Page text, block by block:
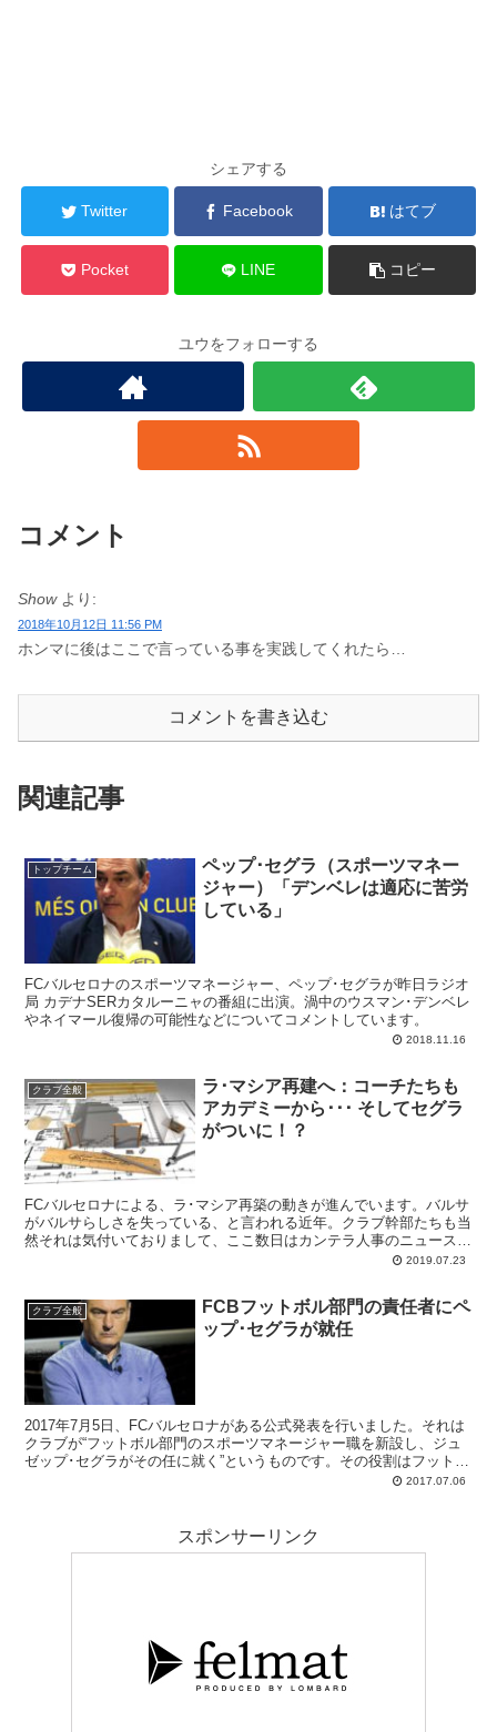
シェアする
Twitter Facebook はてブ
Pocket LINE コピー
ユウをフォローする
コメント
Show より:
2018年10月12日 11:56 PM
ホンマに後はここで言っている事を実践してくれたら…
コメントを書き込む
関連記事
トップチーム
ペップ･セグラ（スポーツマネー
ジャー）「デンベレは適応に苦労
している」
FCバルセロナのスポーツマネージャー、ペップ･セグラが昨日ラジオ
局 カデナSERカタルーニャの番組に出演。渦中のウスマン･デンベレ
やネイマール復帰の可能性などについてコメントしています。
2018.11.16
クラブ全般
ラ･マシア再建へ：コーチたちも
アカデミーから･･･ そしてセグラ
がついに！？
FCバルセロナによる、ラ･マシア再築の動きが進んでいます。バルサ
がバルサらしさを失っている、と言われる近年。クラブ幹部たちも当
然それは気付いておりまして、ここ数日はカンテラ人事のニュースが
2019.07.23
クラブ全般
FCBフットボル部門の責任者にペ
ップ･セグラが就任
2017年7月5日、FCバルセロナがある公式発表を行いました。それは
クラブが“フットボル部門のスポーツマネージャー職を新設し、ジュ
ゼップ･セグラがその任に就く”というものです。その役割はフットボ
ル全部門のスポーツ的な管理を取り仕切る最高責任者。つまりは
2017.07.06
スポンサーリンク